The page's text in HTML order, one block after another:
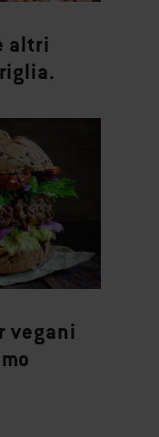
altri
vegani